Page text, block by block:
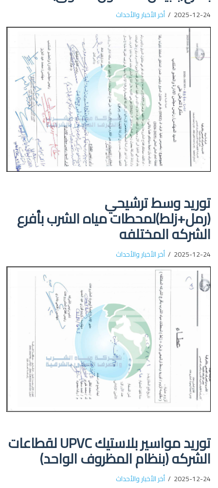
2025-12-24 أخر الأخبار والأحداث
توريد وسط ترشيحي
(رمل+زلط)لمحطات مياه الشرب بأفرع
الشركه المختلفه
2025-12-24 أخر الأخبار والأحداث
توريد مواسير بلاستيك UPVC لقطاعات
الشركه (بنظام المظروف الواحد)
2025-12-24 أخر الأخبار والأحداث